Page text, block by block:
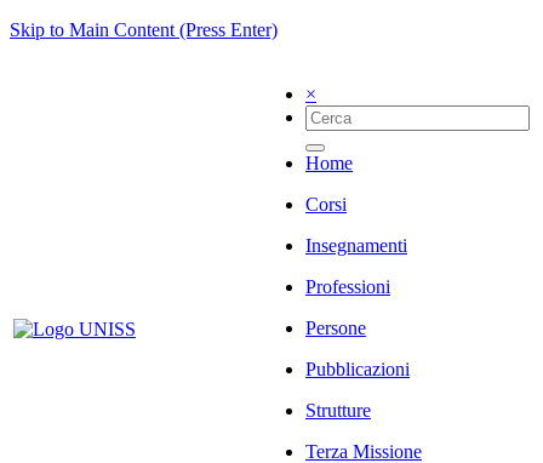
Skip to Main Content (Press Enter)
×
Home
Corsi
Insegnamenti
Professioni
Persone
Pubblicazioni
Strutture
Terza Missione